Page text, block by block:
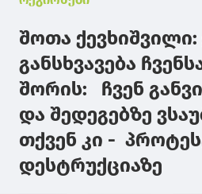
შოთა ქევხიშვილი:
განსხვავება
შორის: ჩვენ
და შედეგებზე
თქვენ კი -
დესტრუქციაზე